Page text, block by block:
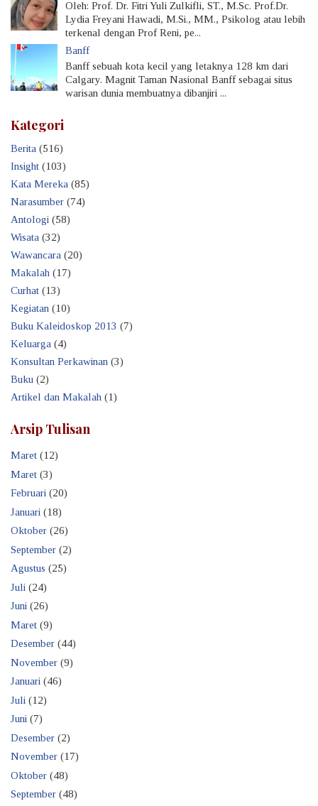
Oleh: Prof. Dr. Fitri Yuli Zulkifli, ST., M.Sc. Prof.Dr.
Lydia Freyani Hawadi, M.Si., MM., Psikolog atau lebih
terkenal dengan Prof Reni, pe...
Banff
Banff sebuah kota kecil yang letaknya 128 km dari
Calgary. Magnit Taman Nasional Banff sebagai situs
warisan dunia membuatnya dibanjiri ...
Kategori
Berita (516)
Insight (103)
Kata Mereka (85)
Narasumber (74)
Antologi (58)
Wisata (32)
Wawancara (20)
Makalah (17)
Curhat (13)
Kegiatan (10)
Buku Kaleidoskop 2013 (7)
Keluarga (4)
Konsultan Perkawinan (3)
Buku (2)
Artikel dan Makalah (1)
Arsip Tulisan
Maret (12)
Maret (3)
Februari (20)
Januari (18)
Oktober (26)
September (2)
Agustus (25)
Juli (24)
Juni (26)
Maret (9)
Desember (44)
November (9)
Januari (46)
Juli (12)
Juni (7)
Desember (2)
November (17)
Oktober (48)
September (48)